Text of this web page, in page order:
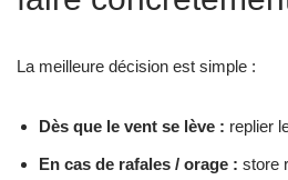
La meilleure décision est simple :
Dès que le vent se lève : replier
En cas de rafales / orage : store